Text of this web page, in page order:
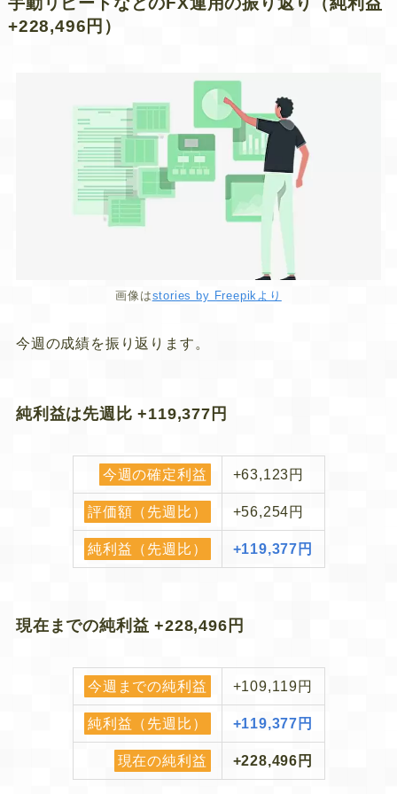
+228,496円）
画像はstories by Freepikより
今週の成績を振り返ります。
純利益は先週比+119,377円
今週の確定利益 +63,123円
評価額（先週比） +56,254円
純利益（先週比） +119,377円
現在までの純利益+228,496円
今週までの純利益 +109,119円
純利益（先週比） +119,377円
現在の純利益 +228,496円